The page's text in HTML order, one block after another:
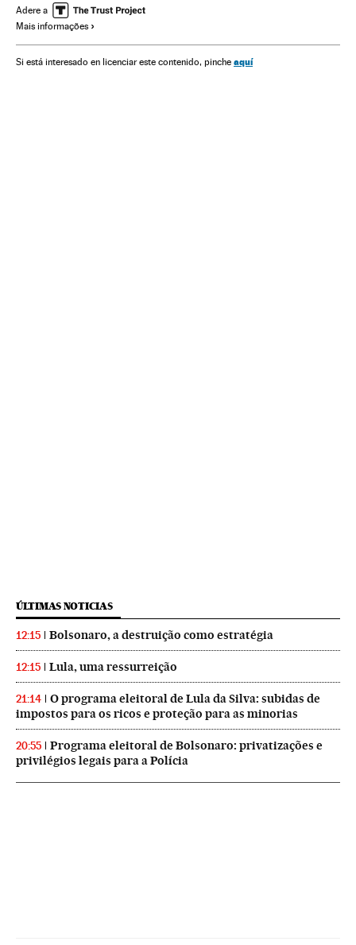
Crise alimentária Crise econômica
Adere a
Mais informações
Si está interesado en licenciar este contenido, pinche aquí
ÚLTIMAS NOTICIAS
12:15 Bolsonaro, a destruição como estratégia
12:15 Lula, uma ressurreição
21:14
O programa eleitoral de Lula da Silva: subidas de
impostos para os ricos e proteção para as minorias
20:55
Programa eleitoral de Bolsonaro: privatizações e
privilégios legais para a Polícia